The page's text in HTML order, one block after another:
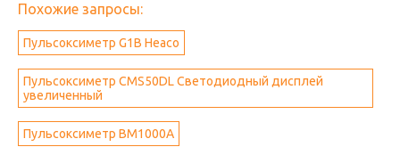
Похожие запросы:
Пульсоксиметр G1B Heaco
Пульсоксиметр CMS50DL Светодиодный дисплей
увеличенный
Пульсоксиметр BM1000А